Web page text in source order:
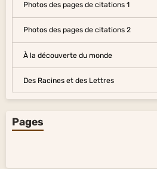
Photos des pages de citations 1
Photos des pages de citations 2
À la découverte du monde
Des Racines et des Lettres
Pages